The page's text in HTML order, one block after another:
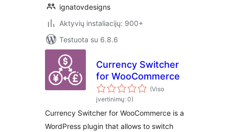
ignatovdesigns
Aktyvių instaliacijų: 900+
Testuota su 6.8.6
Currency Switcher
for WooCommerce
(Viso
įvertinimų: 0)
Currency Switcher for WooCommerce is a
WordPress plugin that allows to switch